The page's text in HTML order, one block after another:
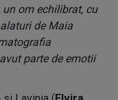
om echilibrat, cu
de Maia
parte de emotii